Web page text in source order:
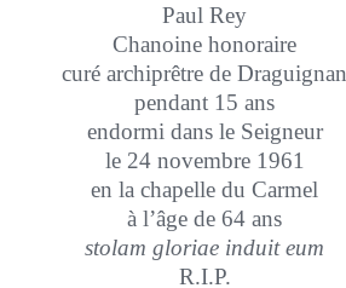
Paul Rey
Chanoine honoraire
curé archiprêtre de Draguignan
pendant 15 ans
endormi dans le Seigneur
le 24 novembre 1961
en la chapelle du Carmel
à l’âge de 64 ans
stolam gloriae induit eum
R.I.P.